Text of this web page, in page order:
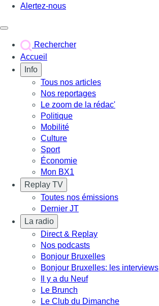
Alertez-nous
Rechercher
Accueil
Info
Tous nos articles
Nos reportages
Le zoom de la rédac'
Politique
Mobilité
Culture
Sport
Économie
Mon BX1
Replay TV
Toutes nos émissions
Dernier JT
La radio
Direct & Replay
Nos podcasts
Bonjour Bruxelles
Bonjour Bruxelles: les interviews
Il y a du Neuf
Le Brunch
Le Club du Dimanche